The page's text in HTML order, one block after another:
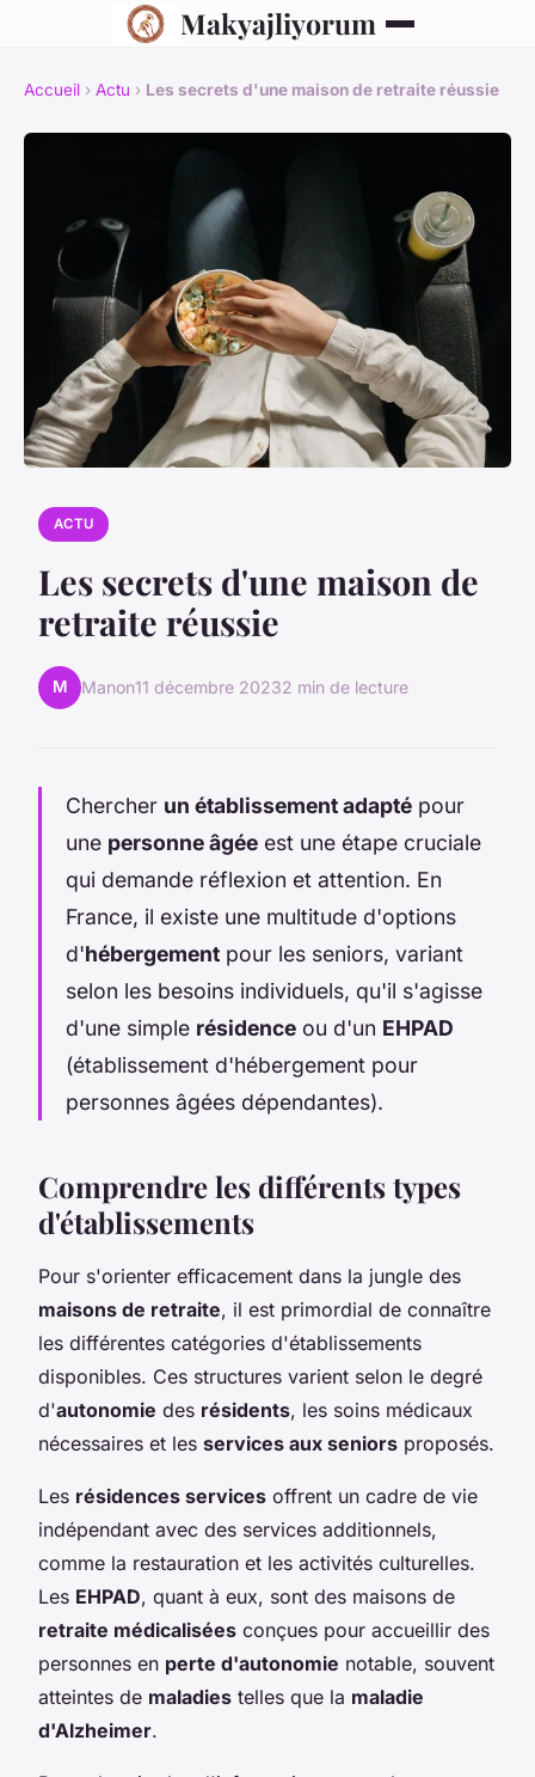
Makyajliyorum
Accueil › Actu › Les secrets d'une maison de retraite réussie
ACTU
Les secrets d'une maison de
retraite réussie
M Manon11 décembre 20232 min de lecture
Chercher un établissement adapté pour
une personne âgée est une étape cruciale
qui demande réflexion et attention. En
France, il existe une multitude d'options
d'hébergement pour les seniors, variant
selon les besoins individuels, qu'il s'agisse
d'une simple résidence ou d'un EHPAD
(établissement d'hébergement pour
personnes âgées dépendantes).
Comprendre les différents types
d'établissements
Pour s'orienter efficacement dans la jungle des
maisons de retraite, il est primordial de connaître
les différentes catégories d'établissements
disponibles. Ces structures varient selon le degré
d'autonomie des résidents, les soins médicaux
nécessaires et les services aux seniors proposés.
Les résidences services offrent un cadre de vie
indépendant avec des services additionnels,
comme la restauration et les activités culturelles.
Les EHPAD, quant à eux, sont des maisons de
retraite médicalisées conçues pour accueillir des
personnes en perte d'autonomie notable, souvent
atteintes de maladies telles que la maladie
d'Alzheimer.